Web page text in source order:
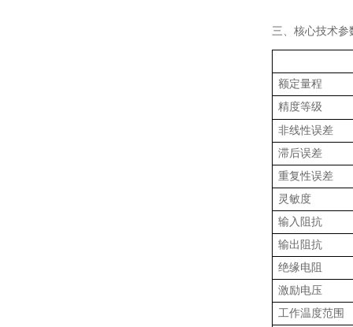
三、核心技术参
额定量程
精度等级
非线性误差
滞后误差
重复性误差
灵敏度
输入阻抗
输出阻抗
绝缘电阻
激励电压
工作温度范围